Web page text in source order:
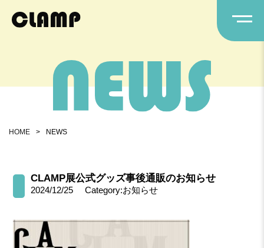
HOME > NEWS
CLAMP展公式グッズ事後通販のお知らせ
2024/12/25 Category:お知らせ